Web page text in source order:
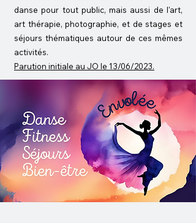
danse pour tout public, mais aussi de l'art,
art thérapie, photographie, et de stages et
séjours thématiques autour de ces mêmes
activités.
Parution initiale au JO le 13/06/2023.